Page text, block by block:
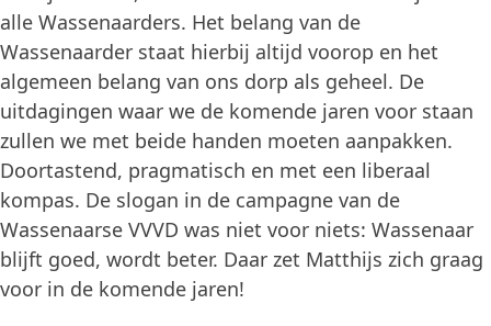
alle Wassenaarders. Het belang van de
Wassenaarder staat hierbij altijd voorop en het
algemeen belang van ons dorp als geheel. De
uitdagingen waar we de komende jaren voor staan
zullen we met beide handen moeten aanpakken.
Doortastend, pragmatisch en met een liberaal
kompas. De slogan in de campagne van de
Wassenaarse VVVD was niet voor niets: Wassenaar
blijft goed, wordt beter. Daar zet Matthijs zich graag
voor in de komende jaren!